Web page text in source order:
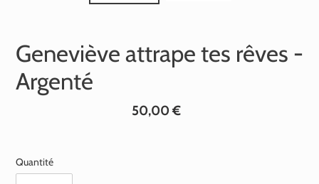
Geneviève attrape tes rêves -
Argenté
Prix
50,00 €
Quantité